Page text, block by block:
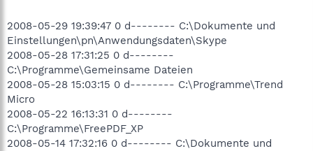
2008-05-29 19:39:47 0 d-------- C:\Dokumente und
Einstellungen\pn\Anwendungsdaten\Skype
2008-05-28 17:31:25 0 d--------
C:\Programme\Gemeinsame Dateien
2008-05-28 15:03:15 0 d-------- C:\Programme\Trend
Micro
2008-05-22 16:13:31 0 d--------
C:\Programme\FreePDF_XP
2008-05-14 17:32:16 0 d-------- C:\Dokumente und